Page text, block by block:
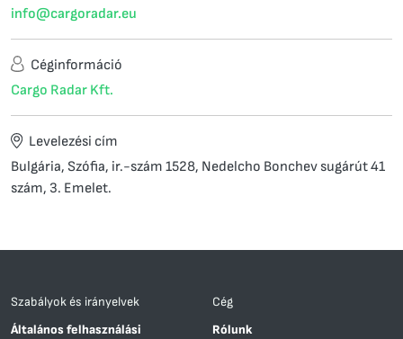
info@cargoradar.eu
Céginformáció
Cargo Radar Kft.
Levelezési cím
Bulgária, Szófia, ir.-szám 1528, Nedelcho Bonchev sugárút 41
szám, 3. Emelet.
Szabályok és irányelvek
Általános felhasználási
Cég
Rólunk